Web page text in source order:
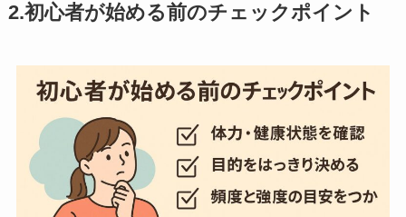
2.初心者が始める前のチェックポイント